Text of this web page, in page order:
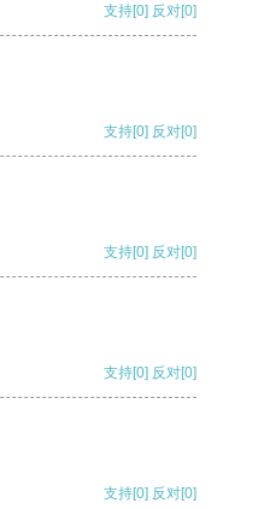
支持[0] 反对[0]
支持[0] 反对[0]
支持[0] 反对[0]
支持[0] 反对[0]
支持[0] 反对[0]